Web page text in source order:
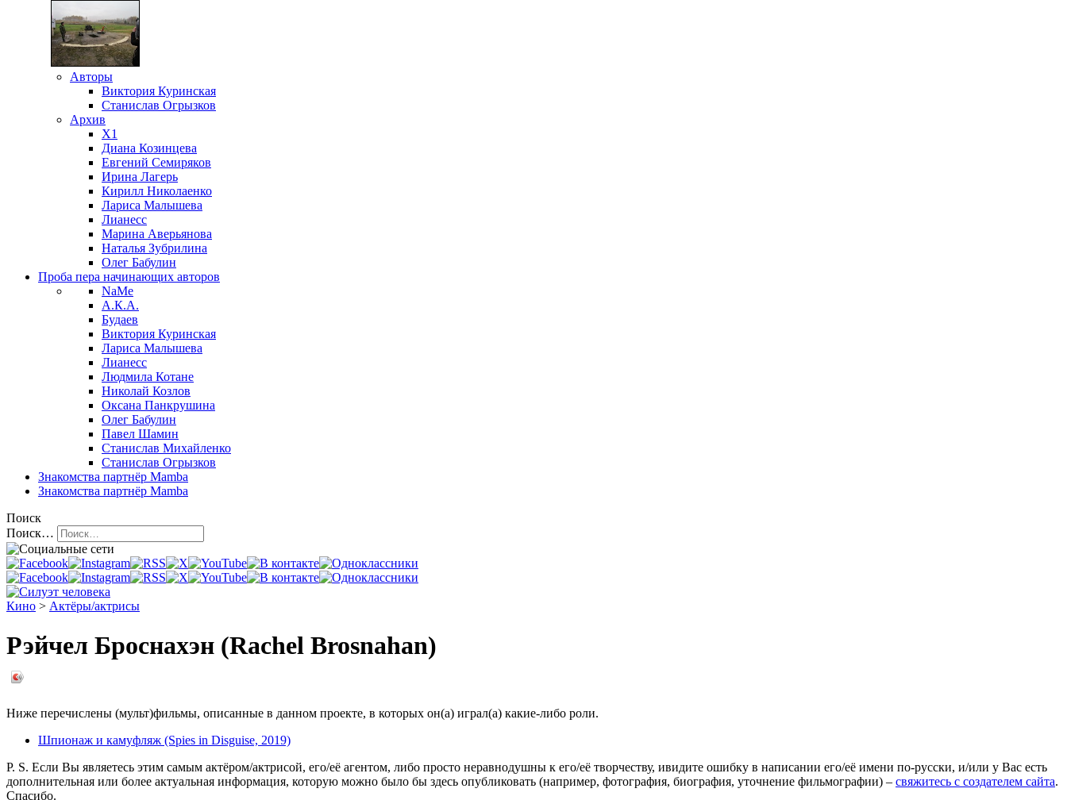
Авторы
Виктория Куринская
Станислав Огрызков
Архив
X1
Диана Козинцева
Евгений Семиряков
Ирина Лагерь
Кирилл Николаенко
Лариса Малышева
Лианесс
Марина Аверьянова
Наталья Зубрилина
Олег Бабулин
Проба пера начинающих авторов
NaMe
А.К.А.
Будаев
Виктория Куринская
Лариса Малышева
Лианесс
Людмила Котане
Николай Козлов
Оксана Панкрушина
Олег Бабулин
Павел Шамин
Станислав Михайленко
Станислав Огрызков
Знакомства партнёр Mamba
Знакомства партнёр Mamba
Поиск
Поиск…
Кино > Актёры/актрисы
Рэйчел Броснахэн (Rachel Brosnahan)
Ниже перечислены (мульт)фильмы, описанные в данном проекте, в которых он(а) играл(а) какие-либо роли.
Шпионаж и камуфляж (Spies in Disguise, 2019)
P. S. Если Вы являетесь этим самым актёром/актрисой, его/её агентом, либо просто неравнодушны к его/её творчеству, ивидите ошибку в написании его/её имени по-русски, и/или у Вас есть
дополнительная или более актуальная информация, которую можно было бы здесь опубликовать (например, фотография, биография, уточнение фильмографии) – свяжитесь с создателем сайта.
Спасибо.